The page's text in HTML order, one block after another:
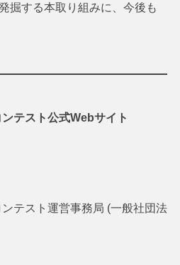
掘する本取り組みに、今後も
テスト公式Webサイト
テスト運営事務局 (一般社団法